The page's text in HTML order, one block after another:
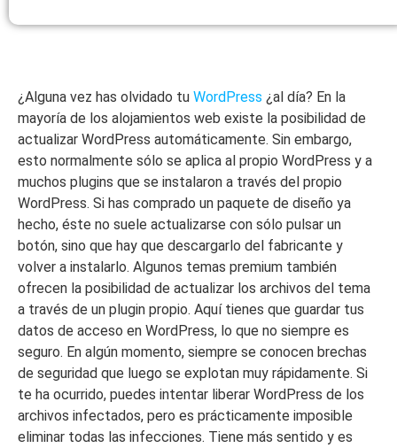
¿Alguna vez has olvidado tu WordPress ¿al día? En la
mayoría de los alojamientos web existe la posibilidad de
actualizar WordPress automáticamente. Sin embargo,
esto normalmente sólo se aplica al propio WordPress y a
muchos plugins que se instalaron a través del propio
WordPress. Si has comprado un paquete de diseño ya
hecho, éste no suele actualizarse con sólo pulsar un
botón, sino que hay que descargarlo del fabricante y
volver a instalarlo. Algunos temas premium también
ofrecen la posibilidad de actualizar los archivos del tema
a través de un plugin propio. Aquí tienes que guardar tus
datos de acceso en WordPress, lo que no siempre es
seguro. En algún momento, siempre se conocen brechas
de seguridad que luego se explotan muy rápidamente. Si
te ha ocurrido, puedes intentar liberar WordPress de los
archivos infectados, pero es prácticamente imposible
eliminar todas las infecciones. Tiene más sentido y es